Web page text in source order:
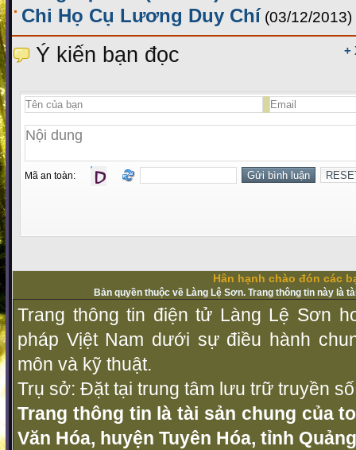
Chi Họ Cụ Lương Duy Chí (03/12/2013)
+
Ý kiến bạn đọc
Mã an toàn:
Hân hạnh chào đón các
Bản quyền thuộc về Làng Lệ Sơn. Trang thông tin này là
Trang thông tin điện tử Làng Lệ Sơn
pháp Vịệt Nam dưới sự điều hành
môn và kỹ thuật.
Trụ sở: Đặt tại trung tâm lưu trữ truyền
Trang thông tin là tài sản chung của
Văn Hóa, huyện Tuyên Hóa, tỉnh